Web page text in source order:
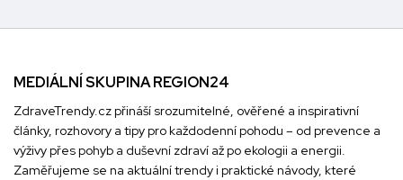
MEDIÁLNÍ SKUPINA REGION24
ZdraveTrendy.cz přináší srozumitelné, ověřené a inspirativní
články, rozhovory a tipy pro každodenní pohodu – od prevence a
výživy přes pohyb a duševní zdraví až po ekologii a energii.
Zaměřujeme se na aktuální trendy i praktické návody, které